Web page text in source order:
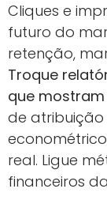
Cliques e
futuro do
retenção,
Troque
que
de
real. Ligue
financeiros